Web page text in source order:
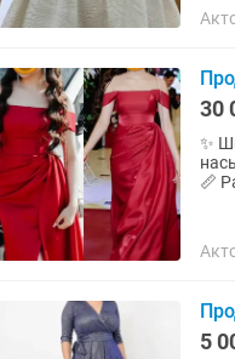
30
✨
📏
5